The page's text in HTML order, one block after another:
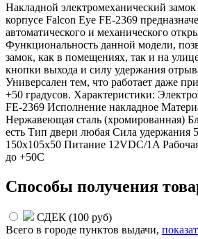
Накладной электромеханический
корпусе Falcon Eye FE-2369
автоматического и механического
Функциональность данной модели,
замок, как в помещениях, так и на
кнопки выхода и силу удержания
Универсален тем, что работает даже
+50 градусов. Характеристики:
FE-2369 Исполнение накладное
Нержавеющая сталь (хромированная)
есть Тип двери любая Сила удержания
150х105х50 Питание 12VDC/1A
до +50С
Способы получения
СДЕК (100 руб)
Всего в городе пунктов выдачи,